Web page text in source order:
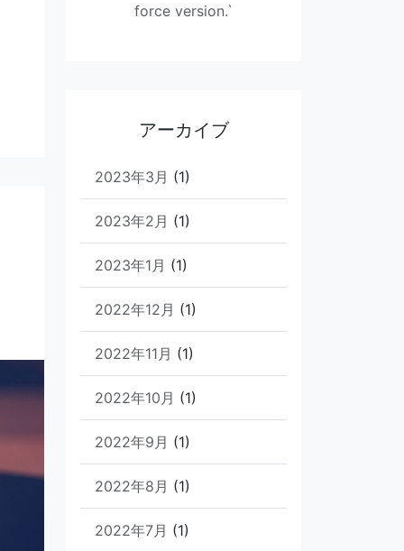
force version.`
アーカイブ
2023年3月 (1)
2023年2月 (1)
2023年1月 (1)
2022年12月 (1)
2022年11月 (1)
2022年10月 (1)
2022年9月 (1)
2022年8月 (1)
2022年7月 (1)